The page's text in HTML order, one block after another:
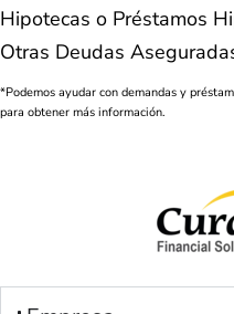
Hipotecas o Préstamos
Otras Deudas
*Podemos ayudar con demandas y
para obtener más información.